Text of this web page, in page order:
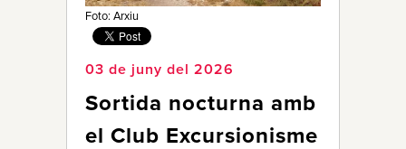
Qui Som
Foto: Arxiu
03 de juny del 2026
Sortida nocturna amb
el Club Excursionisme